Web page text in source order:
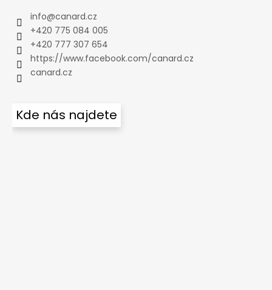
info@canard.cz
+420 775 084 005
+420 777 307 654
https://www.facebook.com/canard.cz
canard.cz
Kde nás najdete